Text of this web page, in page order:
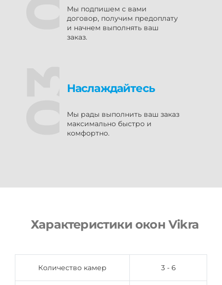
Мы подпишем с вами
договор, получим предоплату
и начнем выполнять ваш
заказ.
Наслаждайтесь
Мы рады выполнить ваш заказ
максимально быстро и
комфортно.
Характеристики окон Vikra
Количество камер 3 - 6